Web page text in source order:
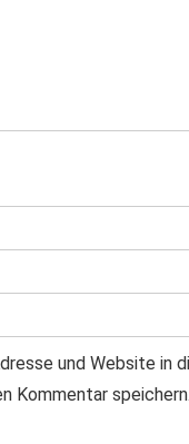
und Website in
Kommentar speichern.